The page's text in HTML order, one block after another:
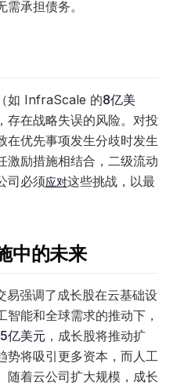
承担债务。
如 InfraScale 的8亿美
存在战略失误的风险。对投
在优先事项发生分歧时发生
激励措施相结合，二级流动
司必须应对这些挑战，以最
中的未来
易强调了成长股在云基础设
能和全球需求的推动下，
亿美元 ，成长股将推动扩
势将吸引更多资本，而人工
随着云公司扩大规模，成长